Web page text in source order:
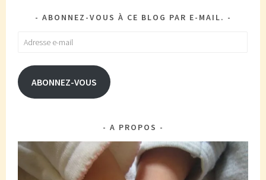
ABONNEZ-VOUS À CE BLOG PAR E-MAIL.
Adresse
mail
ABONNEZ-VOUS
A PROPOS